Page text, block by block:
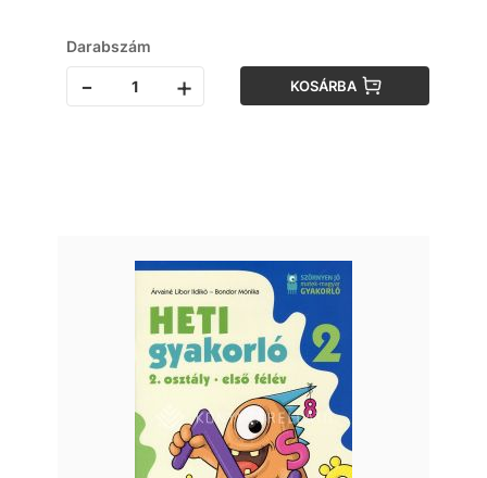
Darabszám
- + KOSÁRBA